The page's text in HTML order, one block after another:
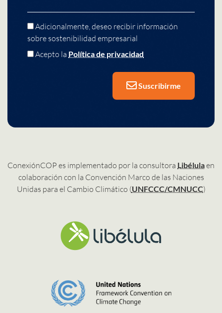
Adicionalmente, deseo recibir información
sobre sostenibilidad empresarial
Acepto la Política de privacidad
Suscribirme
ConexiónCOP es implementado por la consultora Libélulaen
colaboración con la Convención Marco de las Naciones
Unidas para el Cambio Climático (UNFCCC/CMNUCC)